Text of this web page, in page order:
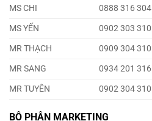
MS CHI
0888 316 304
MS YẾN
0902 303 310
MR THẠCH
0909 304 310
MR SANG
0934 201 316
MR TUYÊN
0902 304 310
BỘ PHẬN MARKETING